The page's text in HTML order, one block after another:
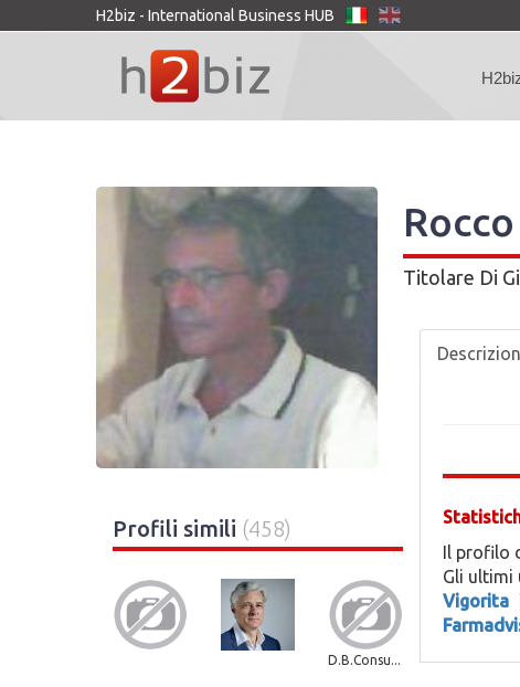
H2biz - International Business HUB
Titolare Di
Profili simili (458)
D.B.Consu...
Il profilo
Gli ultimi
Vigorita